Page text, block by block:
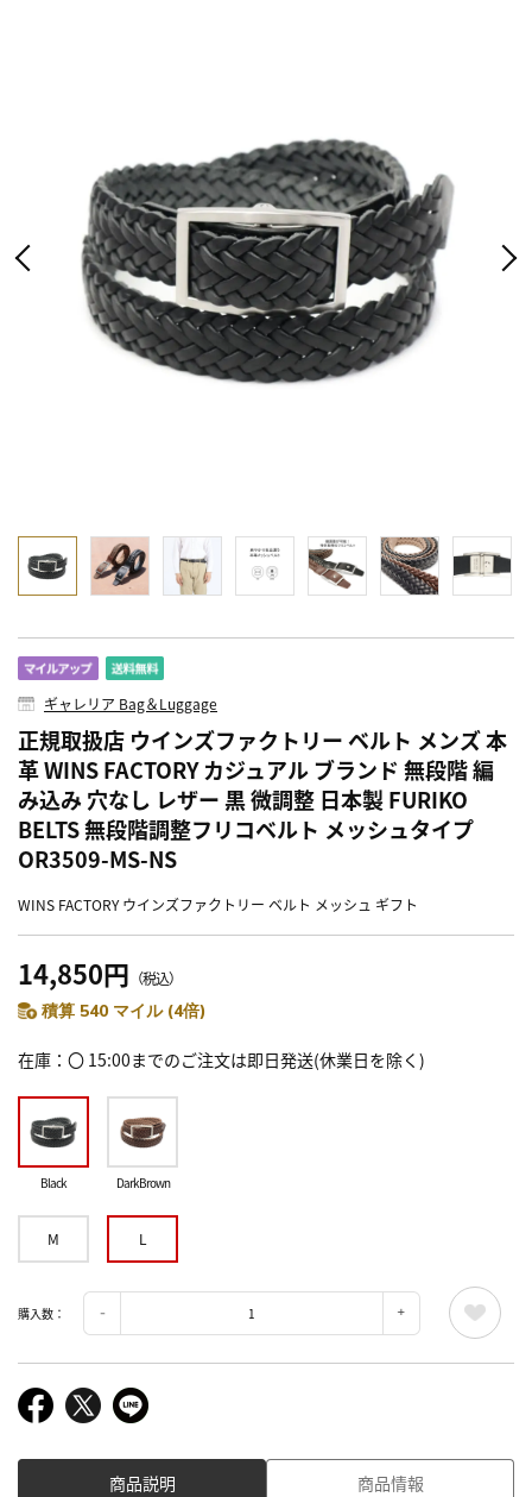
ギャレリア Bag＆Luggage
正規取扱店 ウインズファクトリー ベルト メンズ 本
革 WINS FACTORY カジュアル ブランド 無段階 編
み込み 穴なし レザー 黒 微調整 日本製 FURIKO
BELTS 無段階調整フリコベルト メッシュタイプ
OR3509-MS-NS
WINS FACTORY ウインズファクトリー ベルト メッシュ ギフト
14,850円 （税込）
積算 540 マイル (4倍)
在庫 〇 15:00までのご注文は即日発送(休業日を除く)
Black DarkBrown
M L
購入数：
商品説明 商品情報